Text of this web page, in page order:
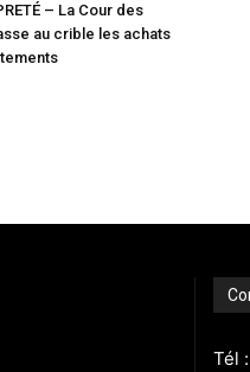
– La Cour des
au crible les achats
Tél